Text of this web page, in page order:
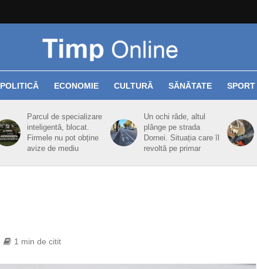
POLITICĂ ECONOMIE CULTURĂ SĂNĂTATE SPORT
Parcul de specializare
inteligentă, blocat.
Firmele nu pot obține
avize de mediu
Un ochi râde, altul
plânge pe strada
Dornei. Situația care îl
revoltă pe primar
1 min de citit